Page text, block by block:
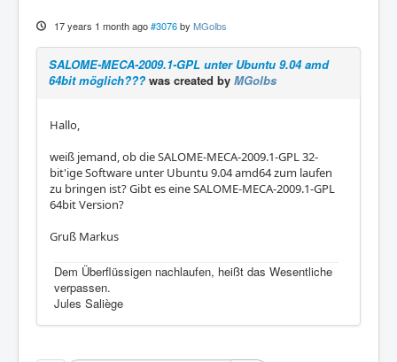
17 years 1 month ago #3076 by MGolbs
SALOME-MECA-2009.1-GPL unter Ubuntu 9.04 amd
64bit möglich??? was created by MGolbs
Hallo,
weiß jemand, ob die SALOME-MECA-2009.1-GPL 32-
bit'ige Software unter Ubuntu 9.04 amd64 zum laufen
zu bringen ist? Gibt es eine SALOME-MECA-2009.1-GPL
64bit Version?
Gruß Markus
Dem Überflüssigen nachlaufen, heißt das Wesentliche
verpassen.
Jules Saliège